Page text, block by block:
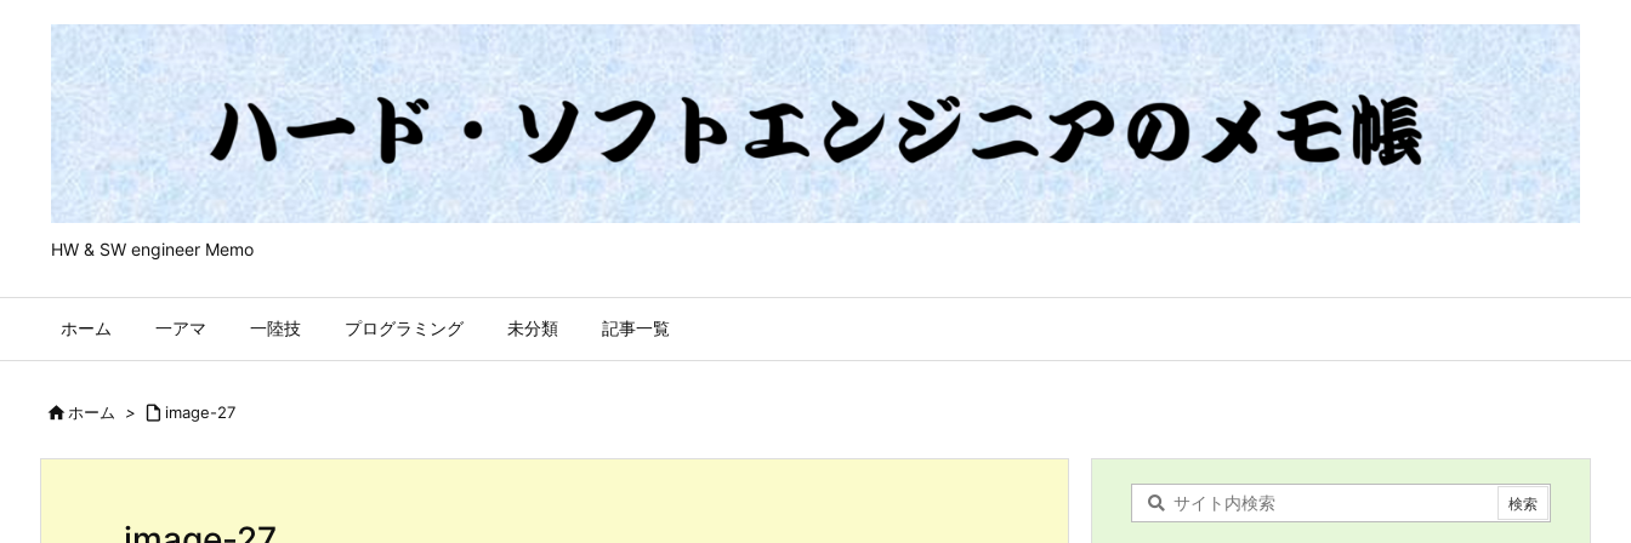
HW & SW engineer Memo
ホーム 一アマ 一陸技 プログラミング 未分類 記事一覧
ホーム >  image-27